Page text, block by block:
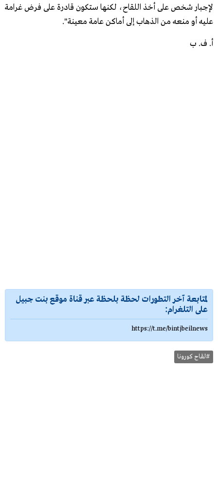
لإجبار شخص على أخذ اللقاح، لكنها ستكون قادرة على فرض غرامة
عليه أو منعه من الذهاب إلى أماكن عامة معينة".
أ. ف. ب
لمتابعة آخر التطورات لحظة بلحظة عبر قناة موقع بنت جبيل
على التلغرام:
https://t.me/bintjbeilnews
#لقاح كورونا